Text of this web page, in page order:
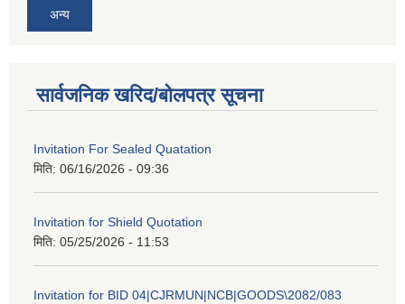
अन्य
सार्वजनिक खरिद/बोलपत्र सूचना
Invitation For Sealed Quatation
मिति: 06/16/2026 - 09:36
Invitation for Shield Quotation
मिति: 05/25/2026 - 11:53
Invitation for BID 04|CJRMUN|NCB|GOODS\2082/083